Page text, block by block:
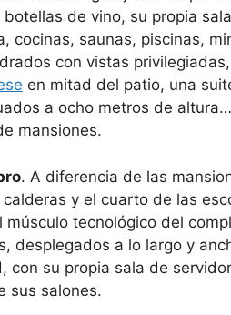
de vino, su propia
cocinas, saunas, piscinas,
con vistas
en mitad del patio, una
a ocho metros de
mansiones.
. A diferencia de las
y el cuarto de las
músculo tecnológico del
desplegados a lo largo y
con su propia sala de
sus salones.